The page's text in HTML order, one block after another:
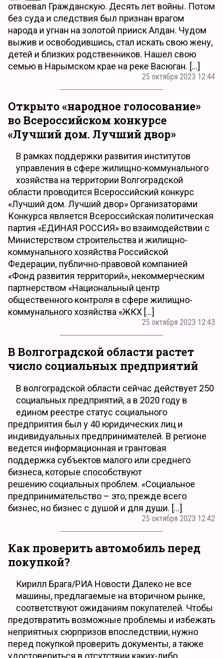
отвоевал Гражданскую. Десять лет войны. Потом
без суда и следствия был признан врагом
народа и угнан на золотой прииск Алдан. Чудом
выжив и освободившись, стал искать свою жену,
детей и близких родственников. Нашел свою
семью в Нарымском крае на реке Васюган. […]
25 октября 2023 12:44
Открыто «народное голосование»
во Всероссийском конкурсе
«Лучший дом. Лучший двор»
В рамках поддержки развития институтов
управления в сфере жилищно-коммунального
хозяйства на территории Волгоградской
области проводится Всероссийский конкурс
«Лучший дом. Лучший двор» Организаторами
Конкурса является Всероссийская политическая
партия «ЕДИНАЯ РОССИЯ» во взаимодействии с
Министерством строительства и жилищно-
коммунального хозяйства Российской
Федерации, публично-правовой компанией
«Фонд развития территорий», некоммерческим
партнерством «Национальный центр
общественного контроля в сфере жилищно-
коммунального хозяйства «ЖКХ […]
25 октября 2023 12:43
В Волгоградской области растет
число социальных предприятий
В волгоградской области сейчас действует 250
социальных предприятий, а в 2020 году в
едином реестре статус социального
предприятия был у 40 юридических лиц и
индивидуальных предпринимателей. В регионе
ведется информационная и грантовая
поддержка субъектов малого или среднего
бизнеса, которые способствуют
решению социальных проблем. «Социальное
предпринимательство – это, прежде всего
бизнес, но бизнес с душой и для души. […]
25 октября 2023 12:42
Как проверить автомобиль перед
покупкой?
Кирилл Брага/РИА Новости Далеко не все
машины, предлагаемые на вторичном рынке,
соответствуют ожиданиям покупателей. Чтобы
предотвратить возможные проблемы и избежать
неприятных сюрпризов впоследствии, нужно
перед покупкой проверить документы, а также
удостовериться в отсутствии каких-либо